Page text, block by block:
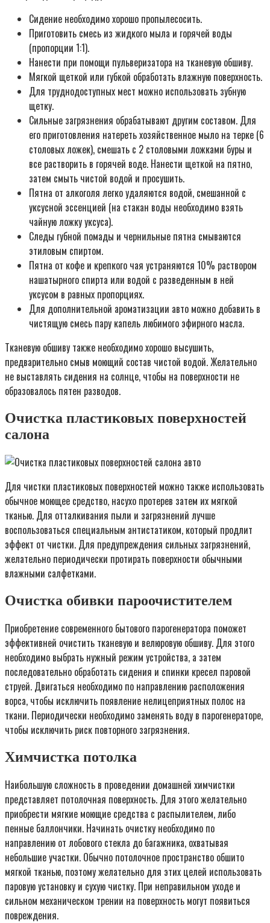
Сидение необходимо хорошо пропылесосить.
Приготовить смесь из жидкого мыла и горячей воды
(пропорции 1:1).
Нанести при помощи пульверизатора на тканевую обшиву.
Мягкой щеткой или губкой обработать влажную поверхность.
Для труднодоступных мест можно использовать зубную
щетку.
Сильные загрязнения обрабатывают другим составом. Для
его приготовления натереть хозяйственное мыло на терке (6
столовых ложек), смешать с 2 столовыми ложками буры и
все растворить в горячей воде. Нанести щеткой на пятно,
затем смыть чистой водой и просушить.
Пятна от алкоголя легко удаляются водой, смешанной с
уксусной эссенцией (на стакан воды необходимо взять
чайную ложку уксуса).
Следы губной помады и чернильные пятна смываются
этиловым спиртом.
Пятна от кофе и крепкого чая устраняются 10% раствором
нашатырного спирта или водой с разведенным в ней
уксусом в равных пропорциях.
Для дополнительной ароматизации авто можно добавить в
чистящую смесь пару капель любимого эфирного масла.
Тканевую обшиву также необходимо хорошо высушить,
предварительно смыв моющий состав чистой водой. Желательно
не выставлять сидения на солнце, чтобы на поверхности не
образовалось пятен разводов.
Очистка пластиковых поверхностей
салона
Для чистки пластиковых поверхностей можно также использовать
обычное моющее средство, насухо протерев затем их мягкой
тканью. Для отталкивания пыли и загрязнений лучше
воспользоваться специальным антистатиком, который продлит
эффект от чистки. Для предупреждения сильных загрязнений,
желательно периодически протирать поверхности обычными
влажными салфетками.
Очистка обивки пароочистителем
Приобретение современного бытового парогенератора поможет
эффективней очистить тканевую и велюровую обшиву. Для этого
необходимо выбрать нужный режим устройства, а затем
последовательно обработать сидения и спинки кресел паровой
струей. Двигаться необходимо по направлению расположения
ворса, чтобы исключить появление нелицеприятных полос на
ткани. Периодически необходимо заменять воду в парогенераторе,
чтобы исключить риск повторного загрязнения.
Химчистка потолка
Наибольшую сложность в проведении домашней химчистки
представляет потолочная поверхность. Для этого желательно
приобрести мягкие моющие средства с распылителем, либо
пенные баллончики. Начинать очистку необходимо по
направлению от лобового стекла до багажника, охватывая
небольшие участки. Обычно потолочное пространство обшито
мягкой тканью, поэтому желательно для этих целей использовать
паровую установку и сухую чистку. При неправильном уходе и
сильном механическом трении на поверхность могут появиться
повреждения.